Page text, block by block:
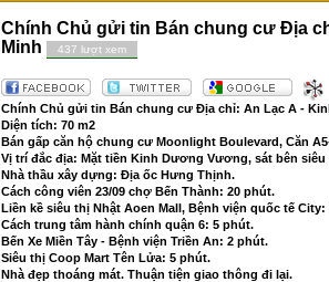
Chính Chủ gửi tin Bán chung cư Địa
Minh
437 lượt xem
Chính Chủ gửi tin Bán chung cư Địa chỉ: An Lạc A -
Diện tích: 70 m2
Bán gấp căn hộ chung cư Moonlight Boulevard, Căn
Vị trí đắc địa: Mặt tiền Kinh Dương Vương, sát bên siêu
Nhà thầu xây dựng: Địa ốc Hưng Thịnh.
Cách công viên 23/09 chợ Bến Thành: 20 phút.
Liền kề siêu thị Nhật Aoen Mall, Bệnh viện quốc tế City:
Cách trung tâm hành chính quận 6: 5 phút.
Bến Xe Miền Tây - Bệnh viện Triền An: 2 phút.
Siêu thị Coop Mart Tên Lửa: 5 phút.
Nhà đẹp thoáng mát. Thuận tiện giao thông đi lại.